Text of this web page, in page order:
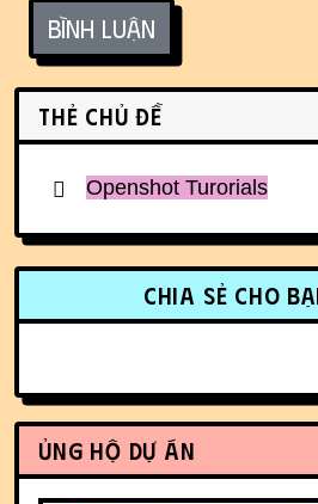
Bình luận
Related content
Thẻ chủ đề
Openshot Turorials
More content and
Chia sẻ cho
Ủng hộ dự án